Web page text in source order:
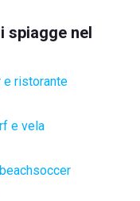
spiagge nel
e ristorante
e vela